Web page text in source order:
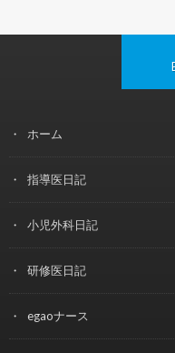
ホーム
指導医日記
小児外科日記
研修医日記
egaoナース